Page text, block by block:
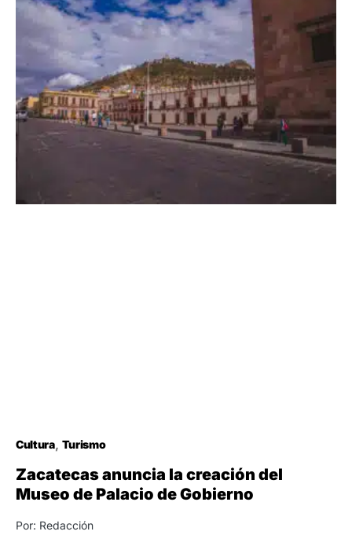
Cultura Turismo
Zacatecas anuncia la creación del
Museo de Palacio de Gobierno
Por: Redacción